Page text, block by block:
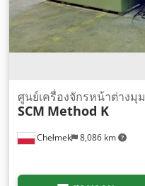
Chełmek 8,086 km
ศูนย์เครื่องจักรหน้าต่างมุม
SCM Method K